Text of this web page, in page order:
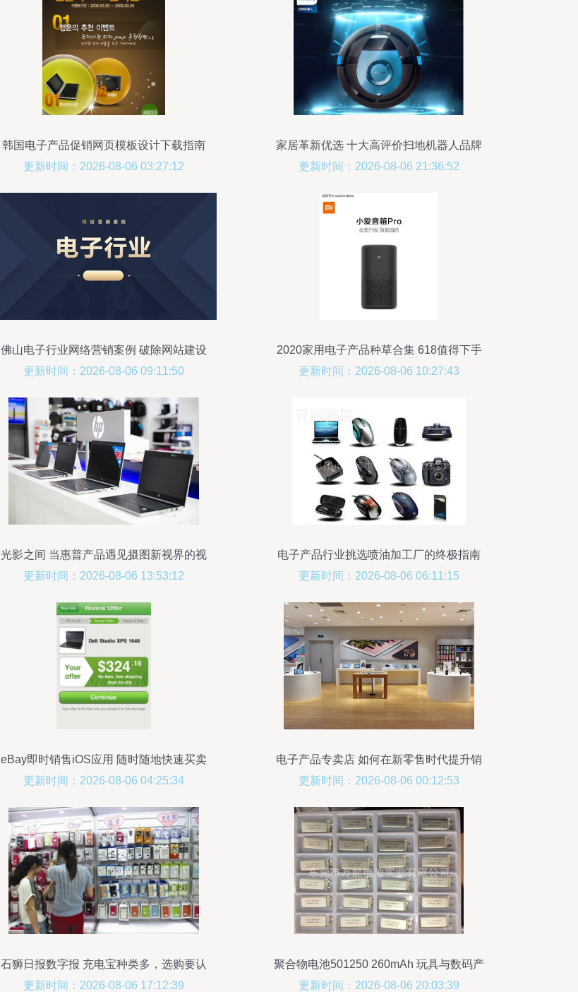
韩国电子产品促销网页模板设计下载指南
高效打造电子产品销售网站
更新时间：2026-08-06 03:27:12
家居革新优选 十大高评价扫地机器人品牌
全景评测
更新时间：2026-08-06 21:36:52
佛山电子行业网络营销案例 破除网站建设
误区，提升电子产品销售
更新时间：2026-08-06 09:11:50
2020家用电子产品种草合集 618值得下手
的热门选择
更新时间：2026-08-06 10:27:43
光影之间 当惠普产品遇见摄图新视界的视
觉协奏曲
更新时间：2026-08-06 13:53:12
电子产品行业挑选喷油加工厂的终极指南
品质与合作并重的决策要素
更新时间：2026-08-06 06:11:15
eBay即时销售iOS应用 随时随地快速买卖
电子设备
更新时间：2026-08-06 04:25:34
电子产品专卖店 如何在新零售时代提升销
售额
更新时间：2026-08-06 00:12:53
石狮日报数字报 充电宝种类多，选购要认
准3C认证标志电子产品销售升温
更新时间：2026-08-06 17:12:39
聚合物电池501250 260mAh 玩具与数码产
品的全能动力源，厂家现货直供
更新时间：2026-08-06 20:03:39